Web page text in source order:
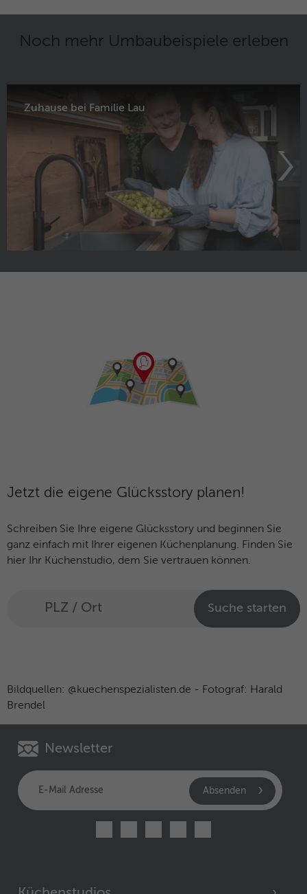
Noch mehr Umbaubeispiele erleben
Zuhause bei Familie Lau
Jetzt die eigene Glücksstory planen!
Schreiben Sie Ihre eigene Glücksstory und beginnen Sie
ganz einfach mit Ihrer eigenen Küchenplanung. Finden Sie
hier Ihr Küchenstudio, dem Sie vertrauen können.
Suche starten
Bildquellen: @kuechenspezialisten.de - Fotograf: Harald
Brendel
Newsletter
Absenden